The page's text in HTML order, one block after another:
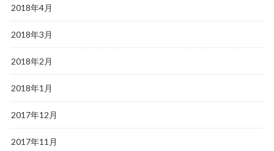
2018年4月
2018年3月
2018年2月
2018年1月
2017年12月
2017年11月